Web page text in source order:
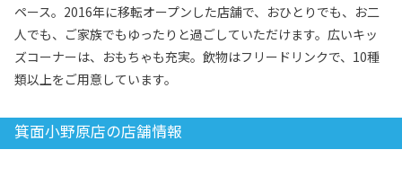
ペース。2016年に移転オープンした店舗で、おひとりでも、お二
人でも、ご家族でもゆったりと過ごしていただけます。広いキッ
ズコーナーは、おもちゃも充実。飲物はフリードリンクで、10種
類以上をご用意しています。
箕面小野原店の店舗情報